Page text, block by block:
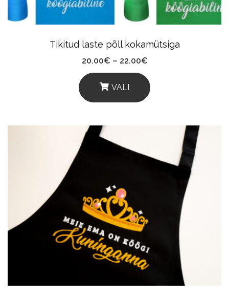
Tikitud laste põll kokamütsiga
20.00€ – 22.00€Price
20.00€
through
22.00€
VALI
This
Multiple
The
Options
May
Be
Chosen
On